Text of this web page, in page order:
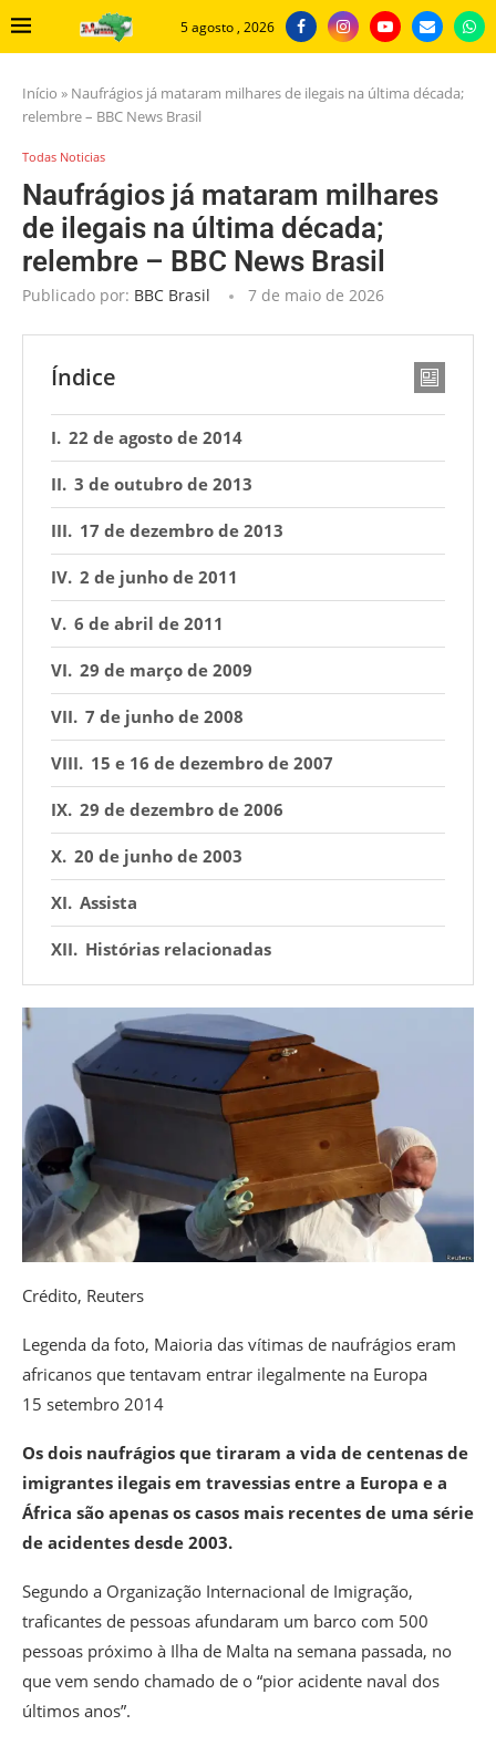
5 agosto , 2026
Início » Naufrágios já mataram milhares de ilegais na última década;
relembre – BBC News Brasil
Todas Noticias
Naufrágios já mataram milhares
de ilegais na última década;
relembre – BBC News Brasil
Publicado por: BBC Brasil 7 de maio de 2026
Índice
22 de agosto de 2014
3 de outubro de 2013
17 de dezembro de 2013
2 de junho de 2011
6 de abril de 2011
29 de março de 2009
7 de junho de 2008
15 e 16 de dezembro de 2007
29 de dezembro de 2006
20 de junho de 2003
Assista
Histórias relacionadas
Crédito, Reuters
Legenda da foto, Maioria das vítimas de naufrágios eram
africanos que tentavam entrar ilegalmente na Europa
15 setembro 2014
Os dois naufrágios que tiraram a vida de centenas de
imigrantes ilegais em travessias entre a Europa e a
África são apenas os casos mais recentes de uma série
de acidentes desde 2003.
Segundo a Organização Internacional de Imigração,
traficantes de pessoas afundaram um barco com 500
pessoas próximo à Ilha de Malta na semana passada, no
que vem sendo chamado de o “pior acidente naval dos
últimos anos”.